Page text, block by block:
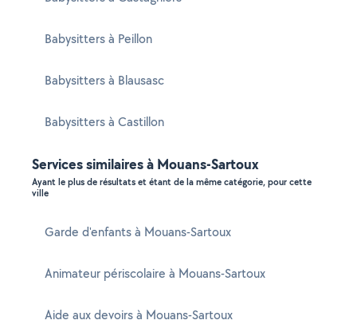
Babysitters à Peillon
Babysitters à Blausasc
Babysitters à Castillon
Services similaires à Mouans-Sartoux
Ayant le plus de résultats et étant de la même catégorie, pour cette
ville
Garde d'enfants à Mouans-Sartoux
Animateur périscolaire à Mouans-Sartoux
Aide aux devoirs à Mouans-Sartoux